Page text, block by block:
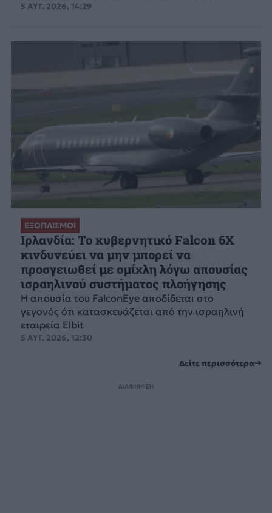
5 ΑΥΓ. 2026, 14:29
ΕΞΟΠΛΙΣΜΟΙ
Ιρλανδία: Το κυβερνητικό Falcon 6X
κινδυνεύει να μην μπορεί να
προσγειωθεί με ομίχλη λόγω απουσίας
ισραηλινού συστήματος πλοήγησης
Η απουσία του FalconEye αποδίδεται στο
γεγονός ότι κατασκευάζεται από την ισραηλινή
εταιρεία Elbit
5 ΑΥΓ. 2026, 12:30
Δείτε περισσότερα
ΔΙΑΦΗΜΙΣΗ